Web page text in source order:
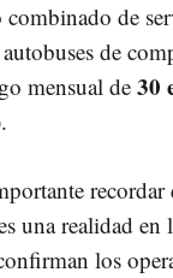
de
de
mensual de30
recordar
una realidad en
los